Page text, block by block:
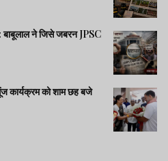
बाबूलाल ने जिसे जबरन JPSC
कार्यक्रम को शाम छह बजे